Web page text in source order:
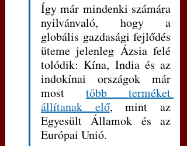
Így már mindenki számára
nyilvánvaló, hogy a
globális gazdasági fejlődés
üteme jelenleg Ázsia felé
tolódik: Kína, India és az
indokínai országok már
most több terméket
állítanak elő, mint az
Egyesült Államok és az
Európai Unió.